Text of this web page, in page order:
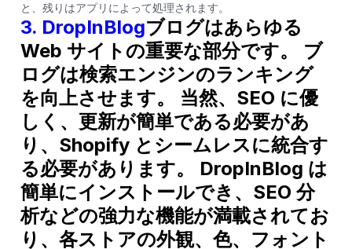
と、残りはアプリによって処理されます。
3. DropInBlogブログはあらゆる
Web サイトの重要な部分です。 ブ
ログは検索エンジンのランキング
を向上させます。 当然、SEO に優
しく、更新が簡単である必要があ
り、Shopify とシームレスに統合す
る必要があります。 DropInBlog は
簡単にインストールでき、SEO 分
析などの強力な機能が満載されてお
り、各ストアの外観、色、フォント